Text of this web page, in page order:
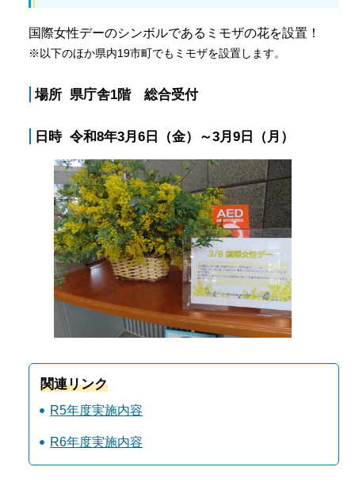
国際女性デーのシンボルであるミモザの花を設置！
※以下のほか県内19市町でもミモザを設置します。
場所 県庁舎1階 総合受付
日時 令和8年3月6日（金）～3月9日（月）
関連リンク
R5年度実施内容
R6年度実施内容